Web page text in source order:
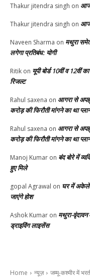
Thakur jitendra singh on आज
Thakur jitendra singh on आज
Naveen Sharma on मथुरा
लगेगा प्रतिबंध: योगी
Ritik on यूपी बोर्ड 10वीं व
रिजल्ट
Rahul saxena on आगरा से
करोड़ की फिरौती मांगने का था
Rahul saxena on आगरा से
करोड़ की फिरौती मांगने का था
Manoj Kumar on बंद बोरे में
हुए मिले
gopal Agrawal on घर में अकेले
जाएंगे होश
Ashok Kumar on मथुरा-
ड्राइविंग लाइसेंस